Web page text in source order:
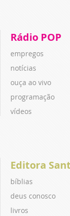
Rádio POP
empregos
notícias
ouça ao vivo
programação
vídeos
Editora
bíblias
deus conosco
livros